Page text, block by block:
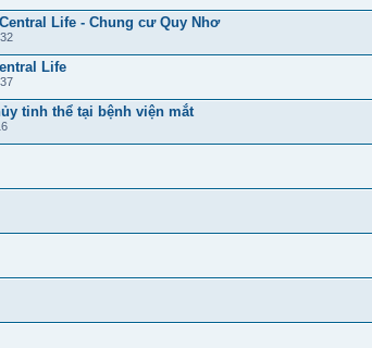
Life - Chung cư Quy Nhơ
Life
tinh thể tại bệnh viện mắt